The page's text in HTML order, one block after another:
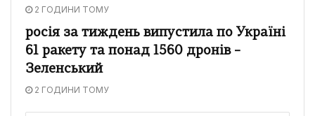
2 ГОДИНИ ТОМУ
росія за тиждень випустила по Україні
61 ракету та понад 1560 дронів –
Зеленський
2 ГОДИНИ ТОМУ